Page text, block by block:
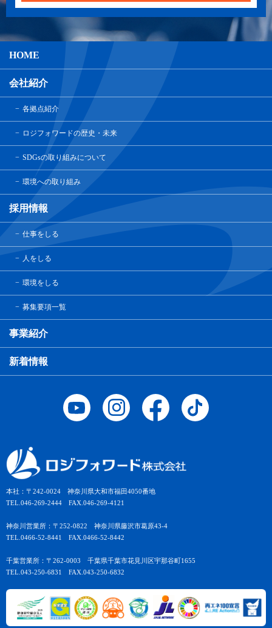
本社：〒242-0024 神奈川県大和市福田4050番地
TEL.046-269-2444 FAX.046-269-4121
神奈川営業所：〒252-0822 神奈川県藤沢市葛原43-4
TEL.0466-52-8441 FAX.0466-52-8442
千葉営業所：〒262-0003 千葉県千葉市花見川区宇那谷町1655
TEL.043-250-6831 FAX.043-250-6832
HOME
会社紹介
各拠点紹介
ロジフォワードの歴史・未来
SDGsの取り組みについて
環境への取り組み
採用情報
仕事をしる
人をしる
環境をしる
募集要項一覧
事業紹介
新着情報